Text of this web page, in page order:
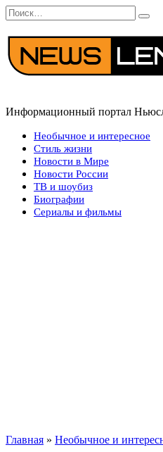
Перейти
к
содержанию
Search
for:
Информационный портал
Необычное и интересное
Стиль жизни
Новости в Мире
Новости России
ТВ и шоубиз
Биографии
Сериалы и фильмы
Главная » Необычное и